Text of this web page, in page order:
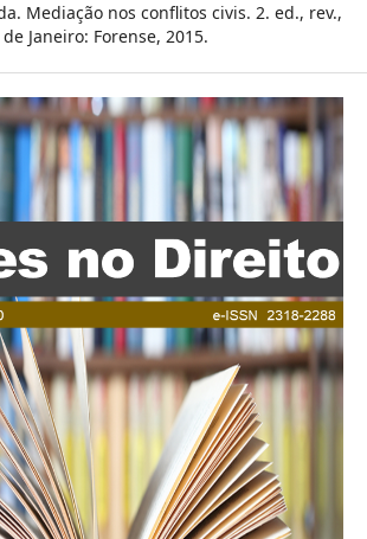
Mediação nos conflitos civis. 2. ed., rev.,
Janeiro: Forense, 2015.